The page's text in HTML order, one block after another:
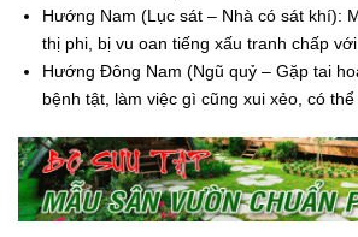
Hướng Nam (Lục sát – Nhà có sát khí):
thị phi, bị vu oan tiếng xấu tranh chấp
Hướng Đông Nam (Ngũ quỷ – Gặp tai
bệnh tật, làm việc gì cũng xui xẻo, có thể